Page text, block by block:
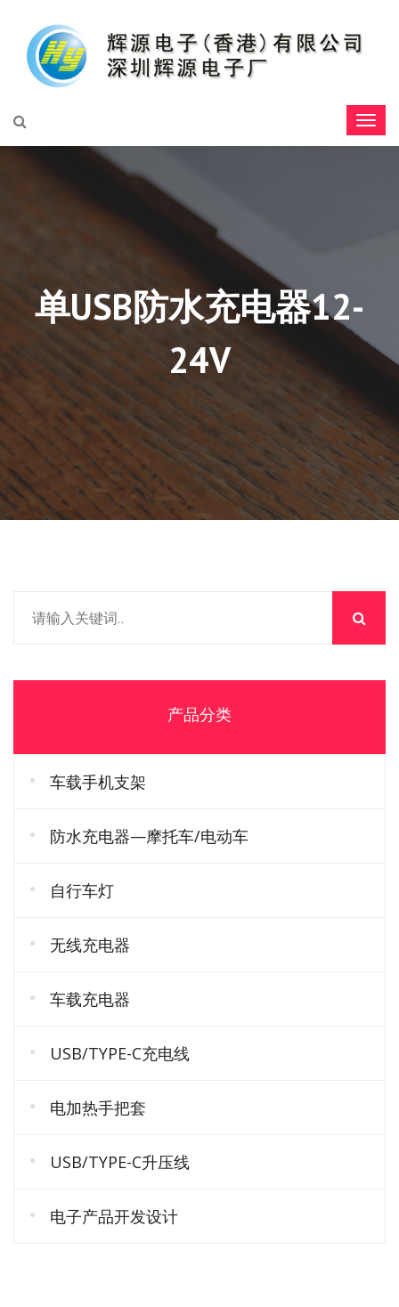
单USB防水充电器12-
24V
产品分类
车载手机支架
防水充电器—摩托车/电动车
自行车灯
无线充电器
车载充电器
USB/TYPE-C充电线
电加热手把套
USB/TYPE-C升压线
电子产品开发设计